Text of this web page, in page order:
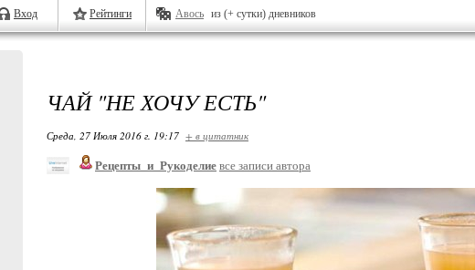
Вход Рейтинги Авось из (+ сутки) дневников
ЧАЙ "НЕ ХОЧУ ЕСТЬ"
Среда, 27 Июля 2016 г. 19:17 + в цитатник
Рецепты_и_Рукоделие все записи автора